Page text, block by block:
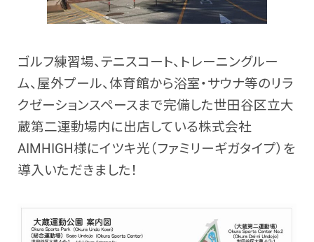
ゴルフ練習場、テニスコート、トレーニングルー
ム、屋外プール、体育館から浴室・サウナ等のリラ
クゼーションスペースまで完備した世田谷区立大
蔵第二運動場内に出店している株式会社
AIMHIGH様にイツキ光（ファミリーギガタイプ）を
導入いただきました！